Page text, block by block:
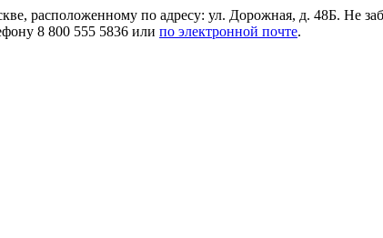
расположенному по адресу: ул. Дорожная, д. 48Б. Не
8 800 555 5836 или по электронной почте.